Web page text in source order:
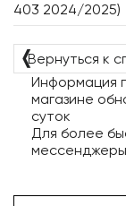
403 2024/2025)
❬Вернуться к
Информация
магазине
суток
Для более